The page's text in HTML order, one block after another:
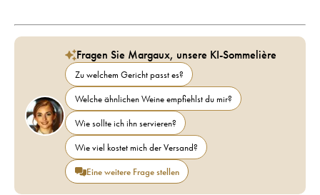
Fragen Sie Margaux, unsere KI-Sommelière
Zu welchem Gericht passt es?
Welche ähnlichen Weine empfiehlst du mir?
Wie sollte ich ihn servieren?
Wie viel kostet mich der Versand?
Eine weitere Frage stellen